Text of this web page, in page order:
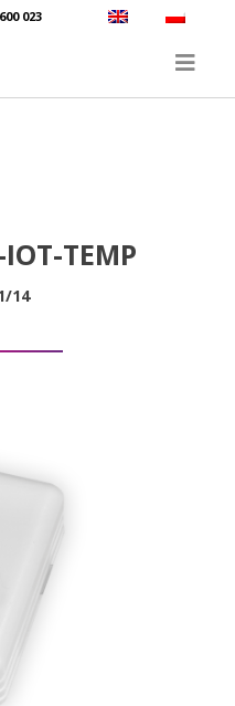
023
IOT-TEMP
14